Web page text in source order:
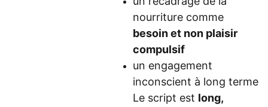
nourriture comme
besoin et non plaisir
compulsif
un engagement
inconscient à long terme
Le script est long,